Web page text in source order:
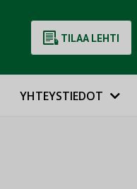
TILAA LEHTI
YHTEYSTIEDOT